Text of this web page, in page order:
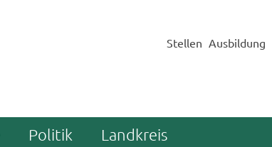
Stellen Ausbildung
Politik Landkreis